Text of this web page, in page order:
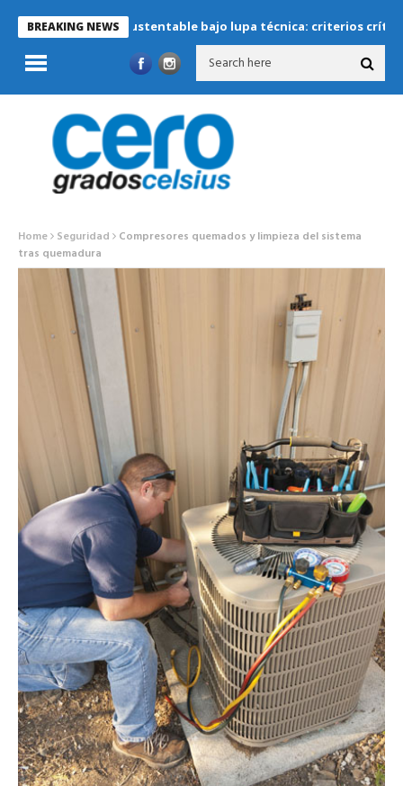
BREAKING NEWS
sustentable bajo lupa técnica: criterios críticos para
Home Seguridad Compresores quemados y limpieza del sistema
tras quemadura